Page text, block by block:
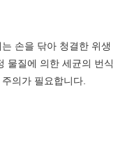
손을 닦아 청결한 위생
물질에 의한 세균의 번식
의가 필요합니다.